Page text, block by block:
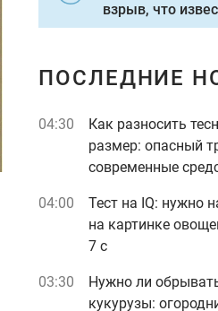
взрыв, что
ПОСЛЕДНИЕ
04:30
Как разносить
размер: опасный
современные
04:00
Тест на IQ: нужно
на картинке
7 с
03:30
Нужно ли
кукурузы: